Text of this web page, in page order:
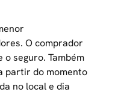
O comprador
seguro. Também
partir do momento
no local e dia